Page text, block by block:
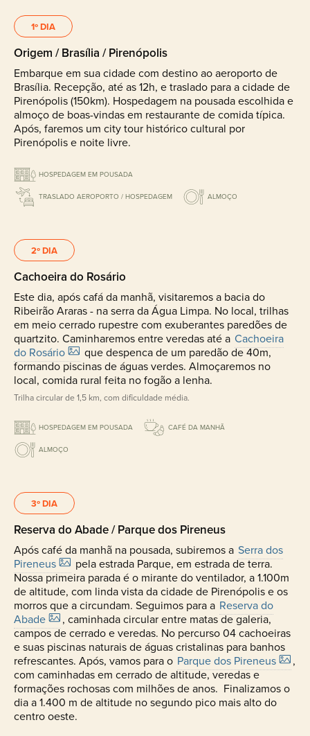
1º DIA
Origem / Brasília / Pirenópolis
Embarque em sua cidade com destino ao aeroporto de
Brasília. Recepção, até as 12h, e traslado para a cidade de
Pirenópolis (150km). Hospedagem na pousada escolhida e
almoço de boas-vindas em restaurante de comida típica.
Após, faremos um city tour histórico cultural por
Pirenópolis e noite livre.
HOSPEDAGEM EM POUSADA
TRASLADO AEROPORTO / HOSPEDAGEM ALMOÇO
2º DIA
Cachoeira do Rosário
Este dia, após cafá da manhã, visitaremos a bacia do
Ribeirão Araras - na serra da Água Limpa. No local, trilhas
em meio cerrado rupestre com exuberantes paredões de
quartzito. Caminharemos entre veredas até a Cachoeira
do Rosário
que despenca de um paredão de 40m,
formando piscinas de águas verdes. Almoçaremos no
local, comida rural feita no fogão a lenha.
Trilha circular de 1,5 km, com dificuldade média.
HOSPEDAGEM EM POUSADA CAFÉ DA MANHÃ
ALMOÇO
3º DIA
Reserva do Abade / Parque dos Pireneus
Após café da manhã na pousada, subiremos a Serra dos
Pireneus
pela estrada Parque, em estrada de terra.
Nossa primeira parada é o mirante do ventilador, a 1.100m
de altitude, com linda vista da cidade de Pirenópolis e os
morros que a circundam. Seguimos para a Reserva do
Abade
, caminhada circular entre matas de galeria,
campos de cerrado e veredas. No percurso 04 cachoeiras
e suas piscinas naturais de águas cristalinas para banhos
refrescantes. Após, vamos para o Parque dos Pireneus
,
com caminhadas em cerrado de altitude, veredas e
formações rochosas com milhões de anos. Finalizamos o
dia a 1.400 m de altitude no segundo pico mais alto do
centro oeste.